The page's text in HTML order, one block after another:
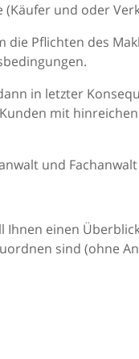
und oder
Pflichten des
in letzter
mit
und
einen
sind (ohne